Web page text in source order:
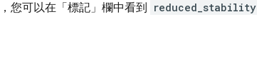
您可以在「標記」欄中看到 reduced_stability